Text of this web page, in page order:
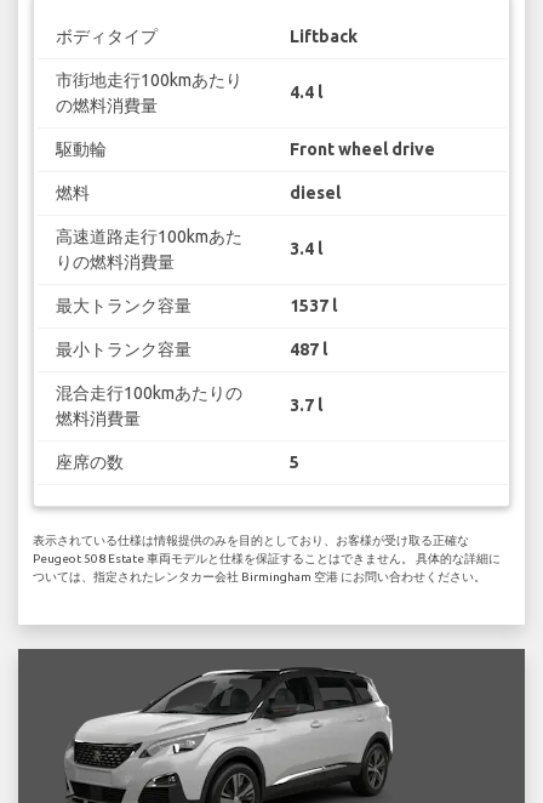
ボディタイプ Liftback
市街地走行100kmあたり
の燃料消費量
4.4 l
駆動輪 Front wheel drive
燃料 diesel
高速道路走行100kmあた
りの燃料消費量
3.4 l
最大トランク容量 1537 l
最小トランク容量 487 l
混合走行100kmあたりの
燃料消費量
3.7 l
座席の数 5
表示されている仕様は情報提供のみを目的としており、お客様が受け取る正確な
Peugeot 508 Estate 車両モデルと仕様を保証することはできません。 具体的な詳細に
ついては、指定されたレンタカー会社 Birmingham 空港 にお問い合わせください。